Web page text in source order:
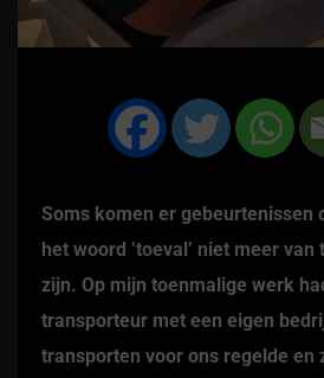
Soms komen er gebeurtenissen
het woord ’toeval’ niet meer
zijn. Op mijn toenmalige werk
transporteur met een eigen
transporten voor ons regelde en